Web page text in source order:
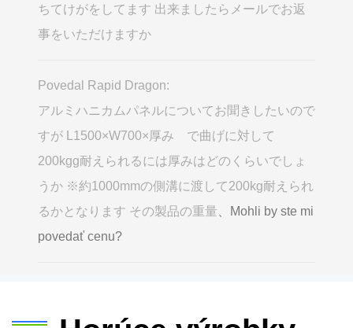
ちてけがをしてます 出来ましたらメールでお返
事をいただけますか
Povedal Rapid Dragon:
アルミハニカムパネルについてお聞きしたいので
すが L1500×W700×厚み で曲げに対して
200kgg耐えられるには厚みはどのくらいでしょ
うか ※約1000mmの側溝に渡して200kg耐えられ
るかとなります その製品の重量 、Mohli by ste mi
povedať cenu?